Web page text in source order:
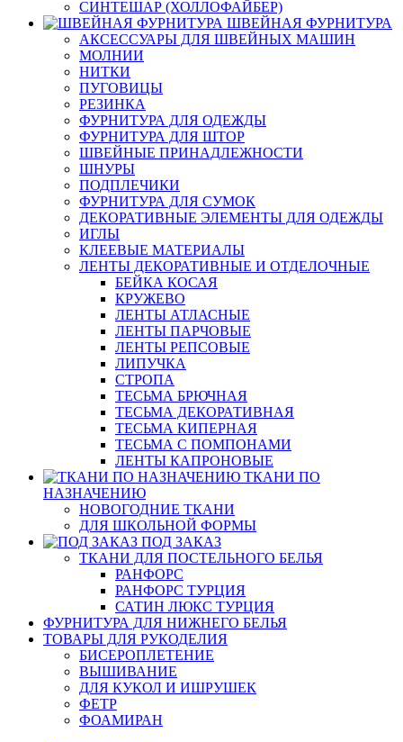
СИНТЕШАР (ХОЛЛОФАЙБЕР)
ШВЕЙНАЯ ФУРНИТУРА
АКСЕССУАРЫ ДЛЯ ШВЕЙНЫХ МАШИН
МОЛНИИ
НИТКИ
ПУГОВИЦЫ
РЕЗИНКА
ФУРНИТУРА ДЛЯ ОДЕЖДЫ
ФУРНИТУРА ДЛЯ ШТОР
ШВЕЙНЫЕ ПРИНАДЛЕЖНОСТИ
ШНУРЫ
ПОДПЛЕЧИКИ
ФУРНИТУРА ДЛЯ СУМОК
ДЕКОРАТИВНЫЕ ЭЛЕМЕНТЫ ДЛЯ ОДЕЖДЫ
ИГЛЫ
КЛЕЕВЫЕ МАТЕРИАЛЫ
ЛЕНТЫ ДЕКОРАТИВНЫЕ И ОТДЕЛОЧНЫЕ
БЕЙКА КОСАЯ
КРУЖЕВО
ЛЕНТЫ АТЛАСНЫЕ
ЛЕНТЫ ПАРЧОВЫЕ
ЛЕНТЫ РЕПСОВЫЕ
ЛИПУЧКА
СТРОПА
ТЕСЬМА БРЮЧНАЯ
ТЕСЬМА ДЕКОРАТИВНАЯ
ТЕСЬМА КИПЕРНАЯ
ТЕСЬМА С ПОМПОНАМИ
ЛЕНТЫ КАПРОНОВЫЕ
ТКАНИ ПО
НАЗНАЧЕНИЮ
НОВОГОДНИЕ ТКАНИ
ДЛЯ ШКОЛЬНОЙ ФОРМЫ
ПОД ЗАКАЗ
ТКАНИ ДЛЯ ПОСТЕЛЬНОГО БЕЛЬЯ
РАНФОРС
РАНФОРС ТУРЦИЯ
САТИН ЛЮКС ТУРЦИЯ
ФУРНИТУРА ДЛЯ НИЖНЕГО БЕЛЬЯ
ТОВАРЫ ДЛЯ РУКОДЕЛИЯ
БИСЕРОПЛЕТЕНИЕ
ВЫШИВАНИЕ
ДЛЯ КУКОЛ И ИШРУШЕК
ФЕТР
ФОАМИРАН